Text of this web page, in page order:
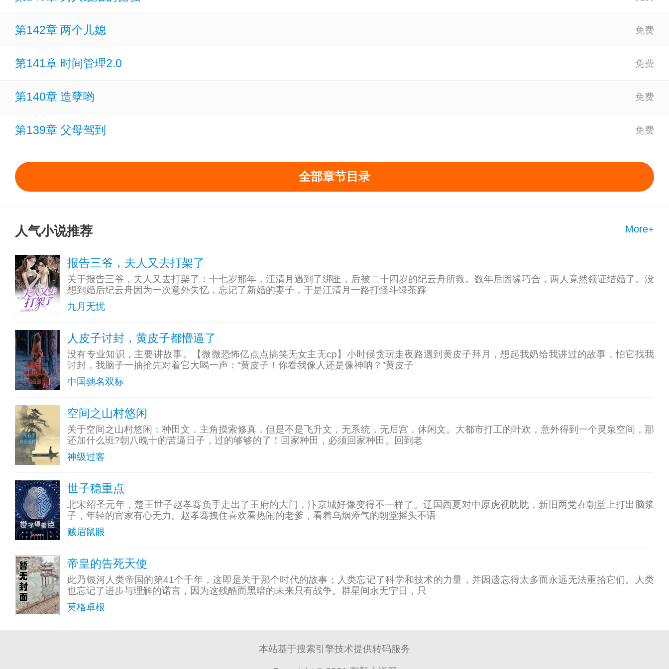
第142章 两个儿媳
第141章 时间管理2.0
第140章 造孽哟
第139章 父母驾到
全部章节目录
人气小说推荐 More+
报告三爷，夫人又去打架了
关于报告三爷，夫人又去打架了：十七岁那年，江清月遇到了绑匪，后被二十四岁的纪云舟所救。数年后因缘巧合，两人竟然领证结婚了。没
想到婚后纪云舟因为一次意外失忆，忘记了新婚的妻子，于是江清月一路打怪斗绿茶踩
九月无忧
人皮子讨封，黄皮子都懵逼了
没有专业知识，主要讲故事。【微微恐怖亿点点搞笑无女主无cp】小时候贪玩走夜路遇到黄皮子拜月，想起我奶给我讲过的故事，怕它找我
讨封，我脑子一抽抢先对着它大喝一声：“黄皮子！你看我像人还是像神呐？”黄皮子
中国驰名双标
空间之山村悠闲
关于空间之山村悠闲：种田文，主角摸索修真，但是不是飞升文，无系统，无后宫，休闲文。大都市打工的叶欢，意外得到一个灵泉空间，那
还加什么班?朝八晚十的苦逼日子，过的够够的了！回家种田，必须回家种田。回到老
神级过客
世子稳重点
北宋绍圣元年，楚王世子赵孝骞负手走出了王府的大门，汴京城好像变得不一样了。辽国西夏对中原虎视眈眈，新旧两党在朝堂上打出脑浆
子，年轻的官家有心无力。赵孝骞拽住喜欢看热闹的老爹，看着乌烟瘴气的朝堂摇头不语
贼眉鼠眼
帝皇的告死天使
此乃银河人类帝国的第41个千年，这即是关于那个时代的故事；人类忘记了科学和技术的力量，并因遗忘得太多而永远无法重拾它们。人类
也忘记了进步与理解的诺言，因为这残酷而黑暗的未来只有战争。群星间永无宁日，只
莫格卓根
本站基于搜索引擎技术提供转码服务